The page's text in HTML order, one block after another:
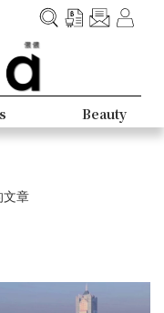
Beauty
文章